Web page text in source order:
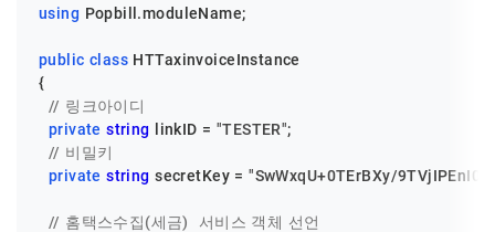
using Popbill.moduleName;
public class HTTaxinvoiceInstance
{
// 링크아이디
private string linkID = "TESTER";
// 비밀키
private string secretKey = "SwWxqU+0TErBXy/
// 홈택스수집(세금)  서비스 객체 선언